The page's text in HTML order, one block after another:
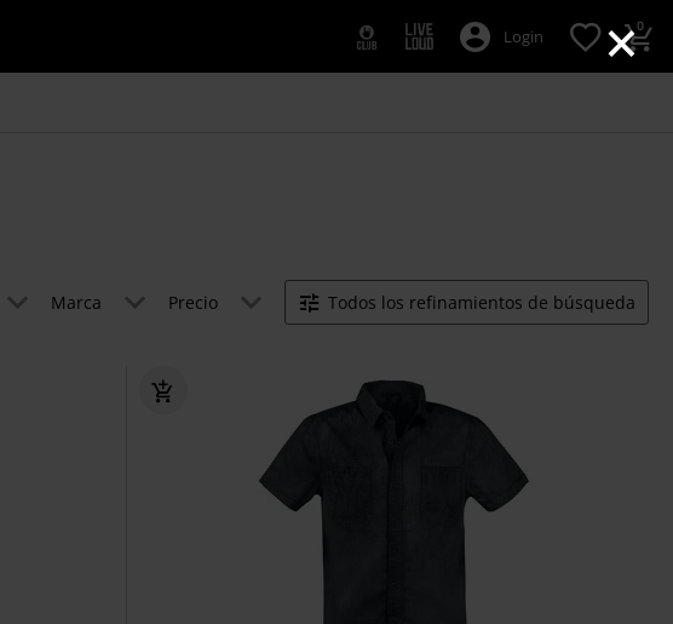
×
Login 0
Marca Precio Todos los refinamientos de búsqueda